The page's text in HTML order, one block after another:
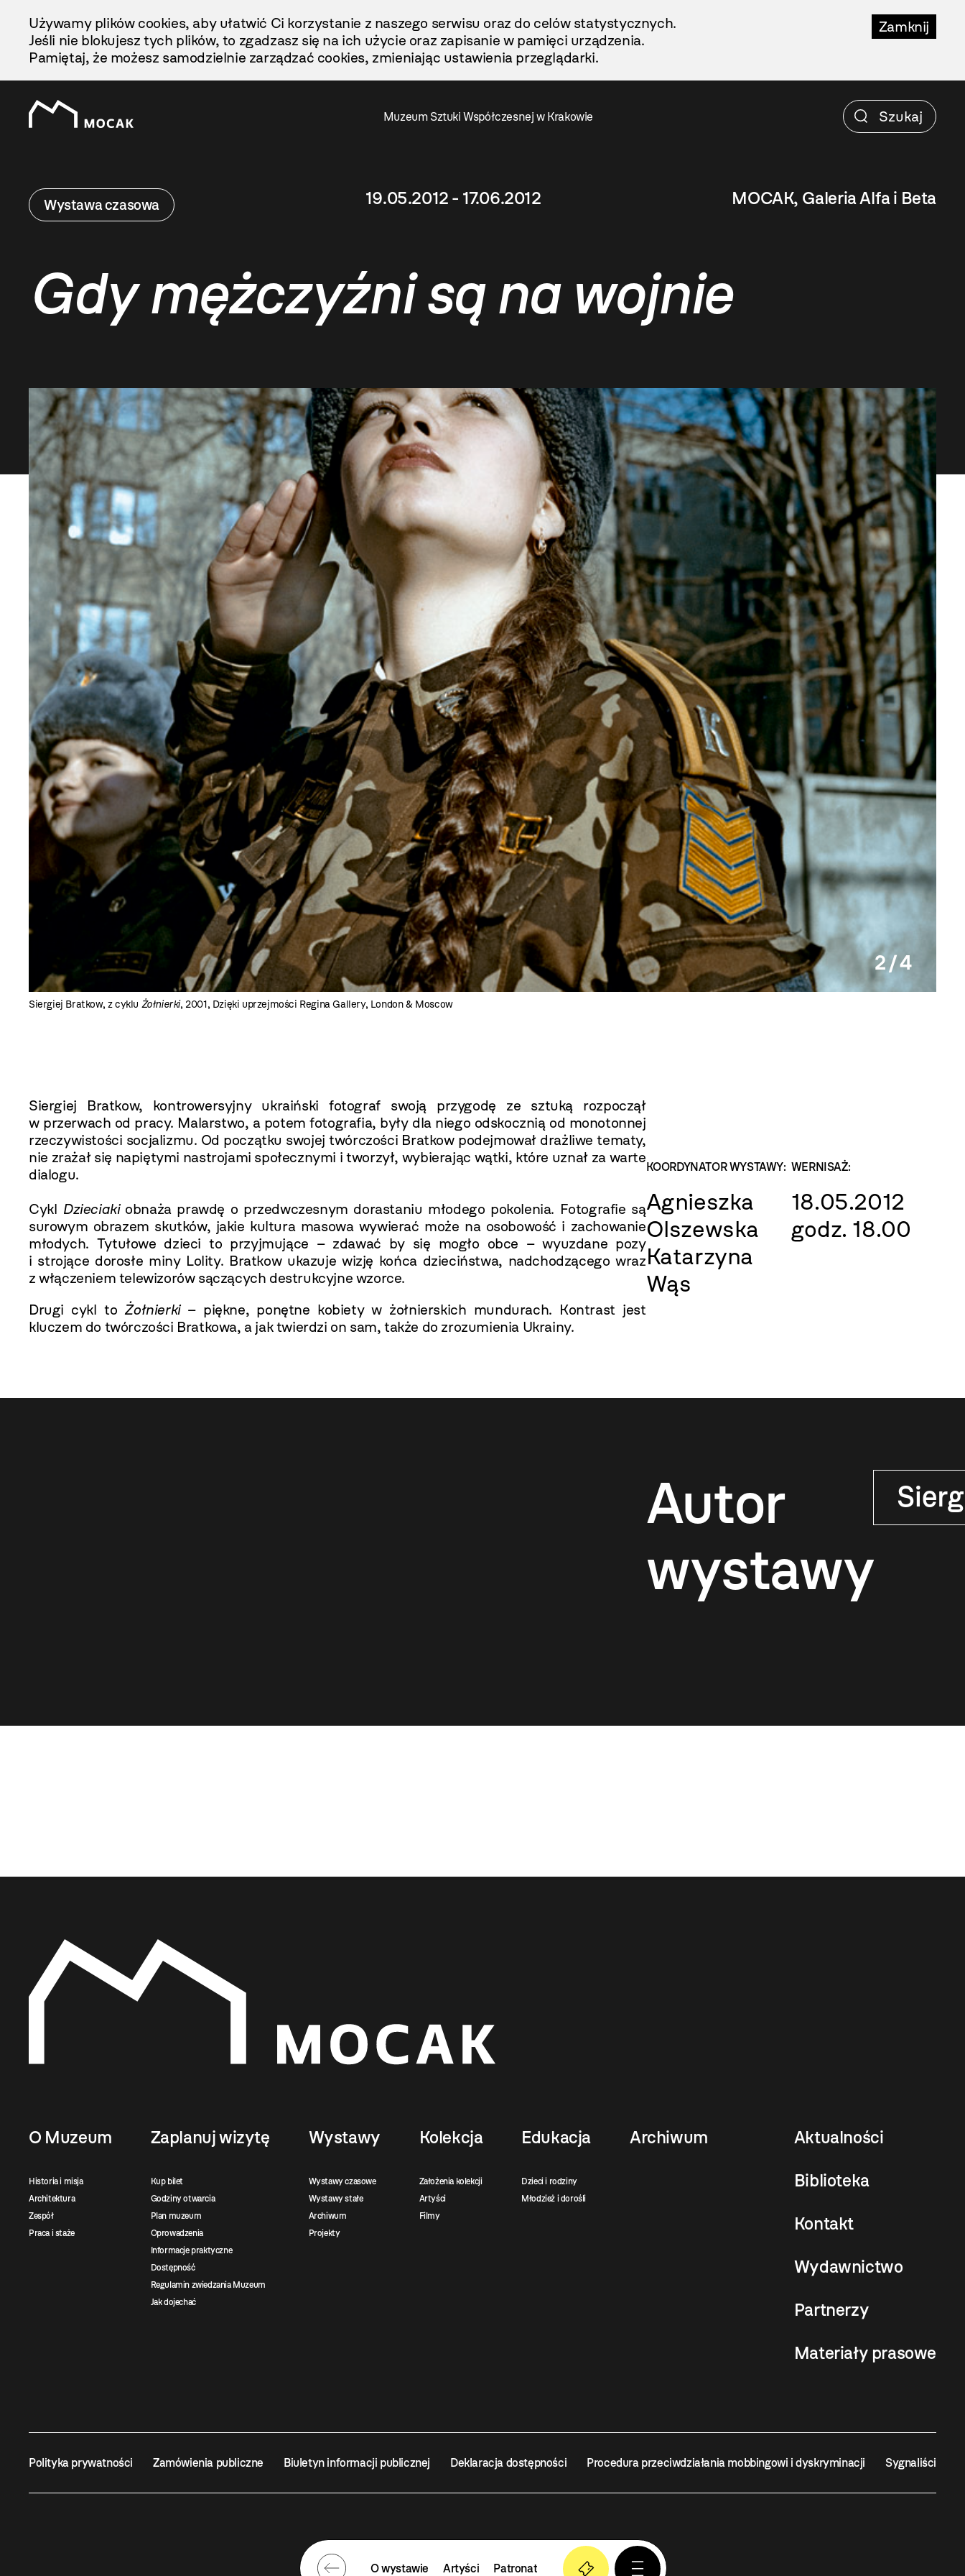
Treści
Zamknij
Używamy plików cookies, aby ułatwić Ci korzystanie z naszego serwisu oraz do celów statystycznych.
Jeśli nie blokujesz tych plików, to zgadzasz się na ich użycie oraz zapisanie w pamięci urządzenia.
Pamiętaj, że możesz samodzielnie zarządzać cookies, zmieniając ustawienia przeglądarki.
Muzeum Sztuki Współczesnej w Krakowie
Wystawa czasowa 19.05.2012 - 17.06.2012 MOCAK, Galeria Alfa i Beta
Gdy mężczyźni są na wojnie
Siergiej Bratkow, z cyklu Żołnierki, 2001, Dzięki uprzejmości Regina Gallery, London & Moscow
2 / 4
Siergiej Bratkow, kontrowersyjny ukraiński fotograf swoją przygodę ze sztuką rozpoczął
w przerwach od pracy. Malarstwo, a potem fotografia, były dla niego odskocznią od monotonnej
rzeczywistości socjalizmu. Od początku swojej twórczości Bratkow podejmował drażliwe tematy,
nie zrażał się napiętymi nastrojami społecznymi i tworzył, wybierając wątki, które uznał za warte
dialogu.
Cykl Dzieciakiobnaża prawdę o przedwczesnym dorastaniu młodego pokolenia. Fotografie są
surowym obrazem skutków, jakie kultura masowa wywierać może na osobowość i zachowanie
młodych. Tytułowe dzieci to przyjmujące – zdawać by się mogło obce – wyuzdane pozy
i strojące dorosłe miny Lolity. Bratkow ukazuje wizję końca dzieciństwa, nadchodzącego wraz
z włączeniem telewizorów sączących destrukcyjne wzorce.
Drugi cykl toŻołnierki– piękne, ponętne kobiety w żołnierskich mundurach. Kontrast jest
kluczem do twórczości Bratkowa, a jak twierdzi on sam, także do zrozumienia Ukrainy.
KOORDYNATOR WYSTAWY:
Agnieszka
Olszewska
Katarzyna
Wąs
WERNISAŻ:
18.05.2012
godz. 18.00
Autor
wystawy
O Muzeum
Historia i misja
Architektura
Zespół
Praca i staże
Zaplanuj wizytę
Kup bilet
Godziny otwarcia
Plan muzeum
Oprowadzenia
Informacje praktyczne
Dostępność
Regulamin zwiedzania Muzeum
Jak dojechać
Wystawy
Wystawy czasowe
Wystawy stałe
Archiwum
Projekty
Kolekcja
Założenia kolekcji
Artyści
Filmy
Edukacja
Dzieci i rodziny
Młodzież i dorośli
Archiwum Aktualności
Biblioteka
Kontakt
Wydawnictwo
Partnerzy
Materiały prasowe
Polityka prywatności Zamówienia publiczne Biuletyn informacji publicznej Deklaracja dostępności Procedura przeciwdziałania mobbingowi i dyskryminacji Sygnaliści
O wystawie Artyści Patronat